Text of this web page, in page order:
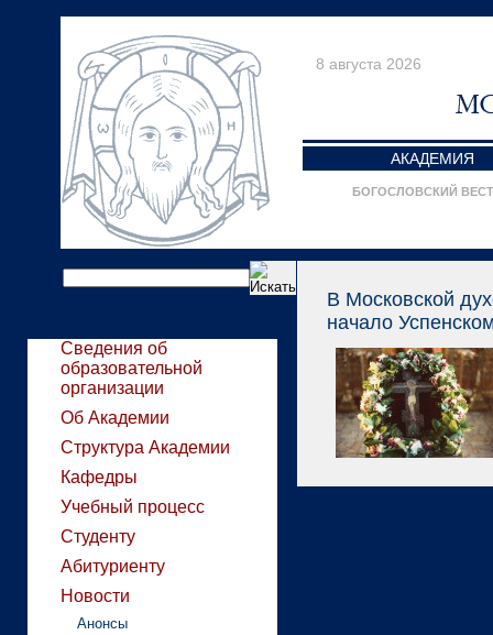
8 августа 2026
АКАДЕМИЯ
БОГОСЛОВСКИЙ
Сведения об
образовательной
организации
Об Академии
Структура Академии
Кафедры
Учебный процесс
Студенту
Абитуриенту
Новости
Анонсы
В Московской
начало